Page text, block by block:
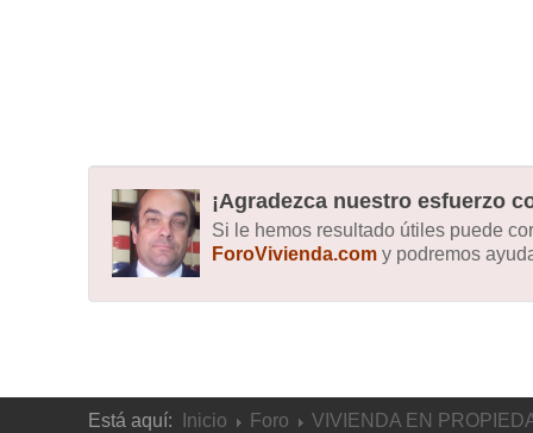
¡Agradezca nuestro esfuerzo
Si le hemos resultado útiles puede
ForoVivienda.com y podremos
Está aquí: Inicio Foro VIVIENDA EN